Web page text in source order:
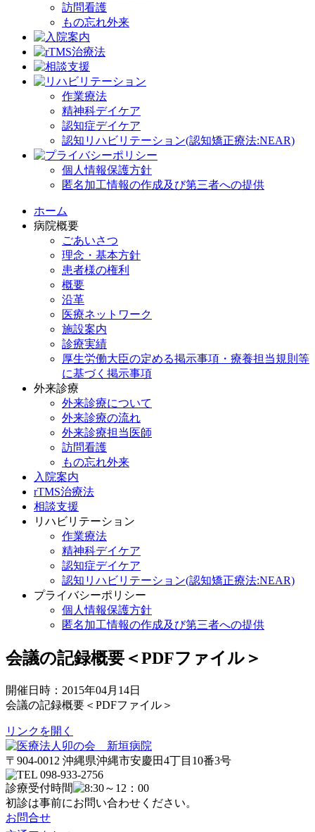
訪問看護
もの忘れ外来
作業療法
精神科デイケア
認知症デイケア
認知リハビリテーション(認知矯正療法:NEAR)
個人情報保護方針
匿名加工情報の作成及び第三者への提供
ホーム
病院概要
ごあいさつ
理念・基本方針
患者様の権利
概要
沿革
医療ネットワーク
施設案内
診療実績
厚生労働大臣の定める掲示事項・療養担当規則等
に基づく掲示事項
外来診療
外来診療について
外来診療の流れ
外来診療担当医師
訪問看護
もの忘れ外来
入院案内
rTMS治療法
相談支援
リハビリテーション
作業療法
精神科デイケア
認知症デイケア
認知リハビリテーション(認知矯正療法:NEAR)
プライバシーポリシー
個人情報保護方針
匿名加工情報の作成及び第三者への提供
会議の記録概要＜PDFファイル＞
開催日時：2015年04月14日
会議の記録概要＜PDFファイル＞
リンクを開く
〒904-0012 沖縄県沖縄市安慶田4丁目10番3号
診療受付時間
初診は事前にお問い合わせください。
お問合せ